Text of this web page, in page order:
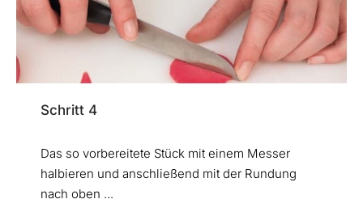
Schritt 4
Das so vorbereitete Stück mit einem Messer
halbieren und anschließend mit der Rundung
nach oben ...